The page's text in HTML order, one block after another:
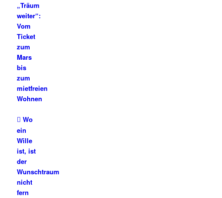
„Träum
weiter“:
Vom
Ticket
zum
Mars
bis
zum
mietfreien
Wohnen
Wo
ein
Wille
ist, ist
der
Wunschtraum
nicht
fern